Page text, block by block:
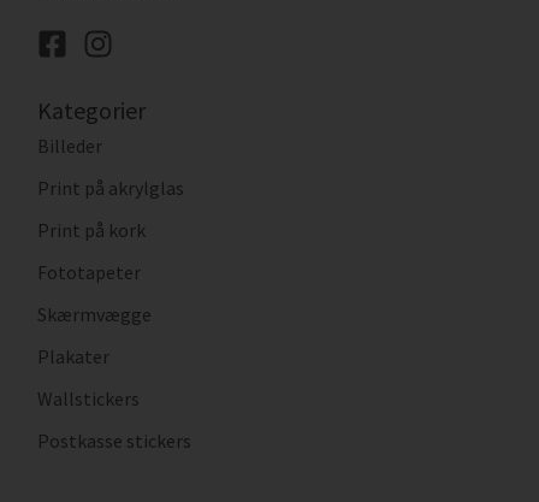
Kategorier
Billeder
Print på akrylglas
Print på kork
Fototapeter
Skærmvægge
Plakater
Wallstickers
Postkasse stickers